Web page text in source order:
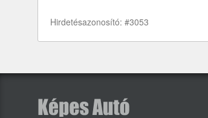
Hirdetésazonosító: #3053